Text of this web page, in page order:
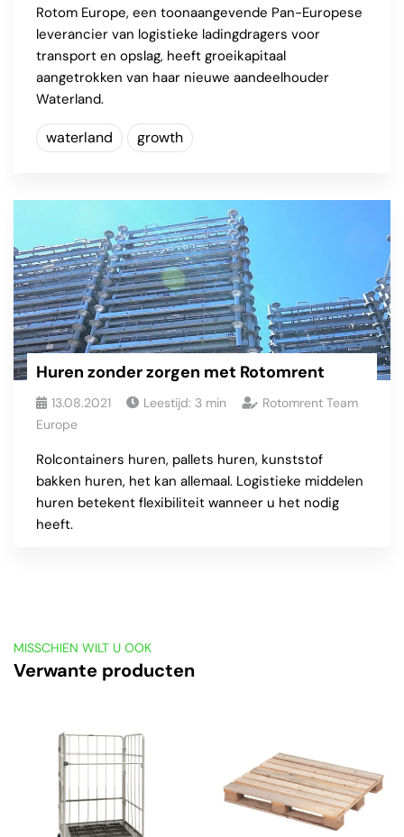
Rotom Europe, een toonaangevende Pan-Europese
leverancier van logistieke ladingdragers voor
transport en opslag, heeft groeikapitaal
aangetrokken van haar nieuwe aandeelhouder
Waterland.
waterland growth
Huren zonder zorgen met Rotomrent
13.08.2021 Leestijd: 3 min
Rotomrent Team
Europe
Rolcontainers huren, pallets huren, kunststof
bakken huren, het kan allemaal. Logistieke middelen
huren betekent flexibiliteit wanneer u het nodig
heeft.
MISSCHIEN WILT U OOK
Verwante producten